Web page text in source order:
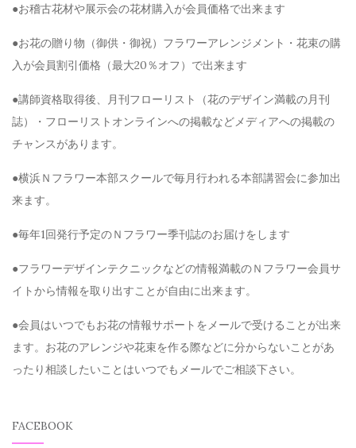
●お稽古花材や展示会の花材購入が会員価格で出来ます
●お花の贈り物（御供・御祝）フラワーアレンジメント・花束の購
入が会員割引価格（最大20％オフ）で出来ます
●講師資格取得後、月刊フローリスト（花のデザイン満載の月刊
誌）・フローリストオンラインへの掲載などメディアへの掲載の
チャンスがあります。
●横浜Ｎフラワー本部スクールで毎月行われる本部講習会に参加出
来ます。
●毎年1回発行予定のＮフラワー季刊誌のお届けをします
●フラワーデザインテクニックなどの情報満載のＮフラワー会員サ
イトから情報を取り出すことが自由に出来ます。
●会員はいつでもお花の情報サポートをメールで受けることが出来
ます。お花のアレンジや花束を作る際などに分からないことがあ
ったり相談したいことはいつでもメールでご相談下さい。
FACEBOOK